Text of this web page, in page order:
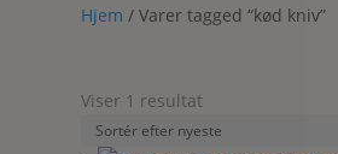
Hjem / Varer tagged “kød kniv”
Viser 1 resultat